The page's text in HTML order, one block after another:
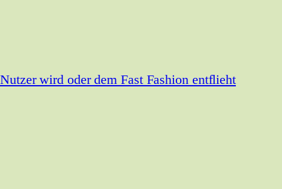
wird oder dem Fast Fashion entflieht